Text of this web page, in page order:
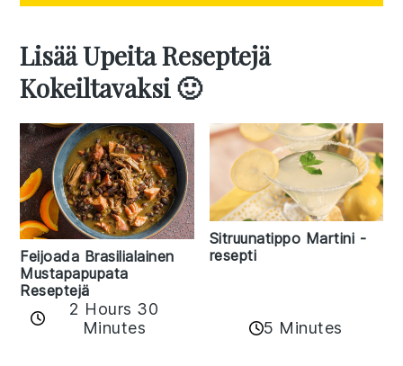
Lisää Upeita Reseptejä
Kokeiltavaksi 🙂
Feijoada Brasilialainen
Mustapapupata
Reseptejä
2 Hours 30
Minutes
Sitruunatippo Martini -
resepti
5 Minutes